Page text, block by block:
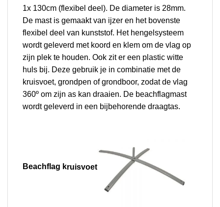
1x 130cm (flexibel deel). De diameter is 28mm.
De mast is gemaakt van ijzer en het bovenste
flexibel deel van kunststof. Het hengelsysteem
wordt geleverd met koord en klem om de vlag op
zijn plek te houden. Ook zit er een plastic witte
huls bij. Deze gebruik je in combinatie met de
kruisvoet, grondpen of grondboor, zodat de vlag
360º om zijn as kan draaien. De beachflagmast
wordt geleverd in een bijbehorende draagtas.
Beachflag kruisvoet